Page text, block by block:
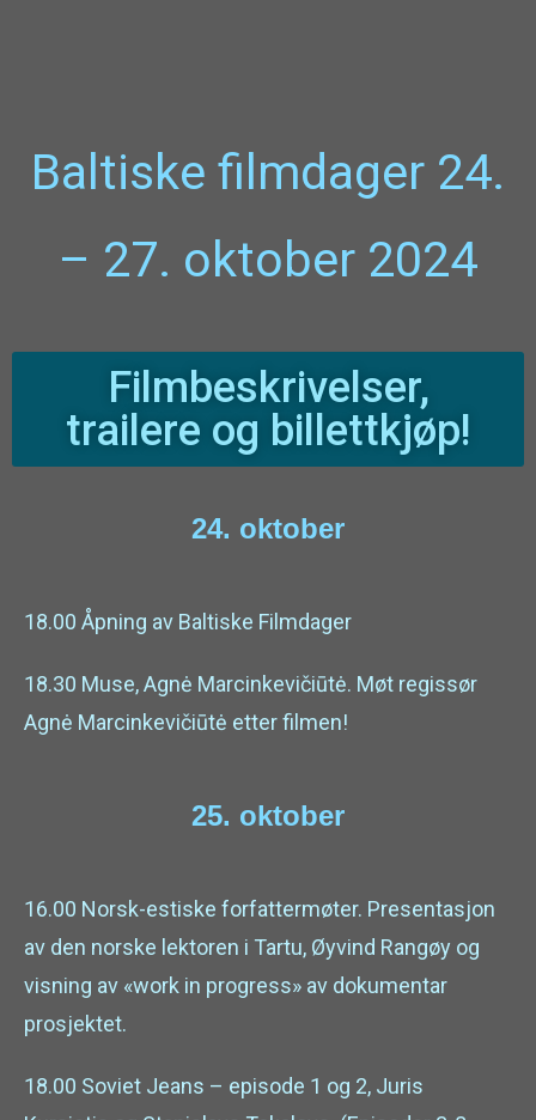
Baltiske filmdager 24.
– 27. oktober 2024
Filmbeskrivelser,
trailere og billettkjøp!
24. oktober
18.00 Åpning av Baltiske Filmdager
18.30 Muse, Agnė Marcinkevičiūtė. Møt regissør
Agnė Marcinkevičiūtė etter filmen!
25. oktober
16.00 Norsk-estiske forfattermøter. Presentasjon
av den norske lektoren i Tartu, Øyvind Rangøy og
visning av «work in progress» av dokumentar
prosjektet.
18.00 Soviet Jeans – episode 1 og 2, Juris